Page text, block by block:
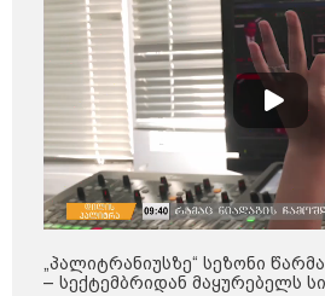
„პალიტრანიუსზე“ სეზონი
– სექტემბრიდან მაყურებელს